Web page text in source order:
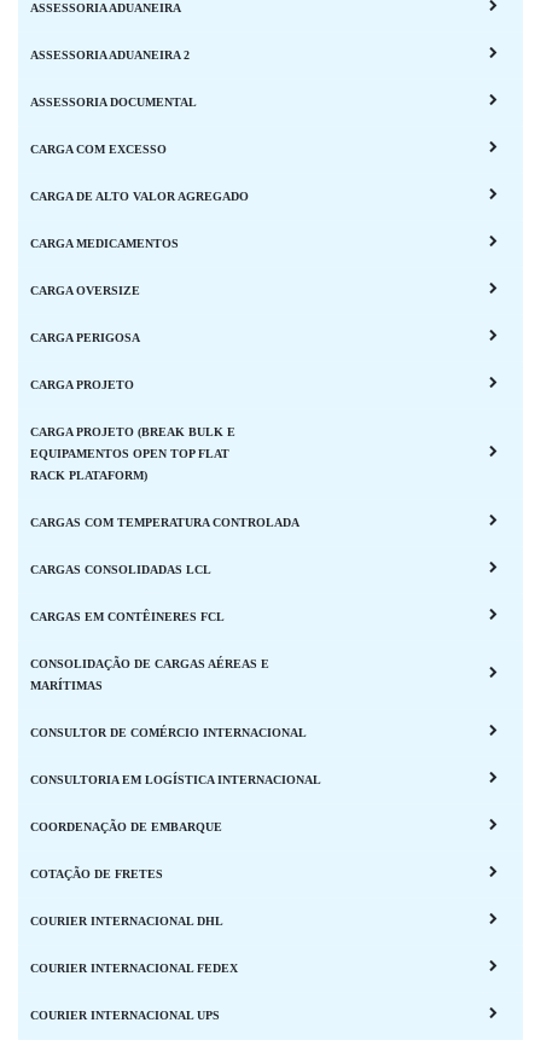
ASSESSORIA ADUANEIRA
ASSESSORIA ADUANEIRA 2
ASSESSORIA DOCUMENTAL
CARGA COM EXCESSO
CARGA DE ALTO VALOR AGREGADO
CARGA MEDICAMENTOS
CARGA OVERSIZE
CARGA PERIGOSA
CARGA PROJETO
CARGA PROJETO (BREAK BULK E
EQUIPAMENTOS OPEN TOP FLAT
RACK PLATAFORM)
CARGAS COM TEMPERATURA CONTROLADA
CARGAS CONSOLIDADAS LCL
CARGAS EM CONTÊINERES FCL
CONSOLIDAÇÃO DE CARGAS AÉREAS E
MARÍTIMAS
CONSULTOR DE COMÉRCIO INTERNACIONAL
CONSULTORIA EM LOGÍSTICA INTERNACIONAL
COORDENAÇÃO DE EMBARQUE
COTAÇÃO DE FRETES
COURIER INTERNACIONAL DHL
COURIER INTERNACIONAL FEDEX
COURIER INTERNACIONAL UPS